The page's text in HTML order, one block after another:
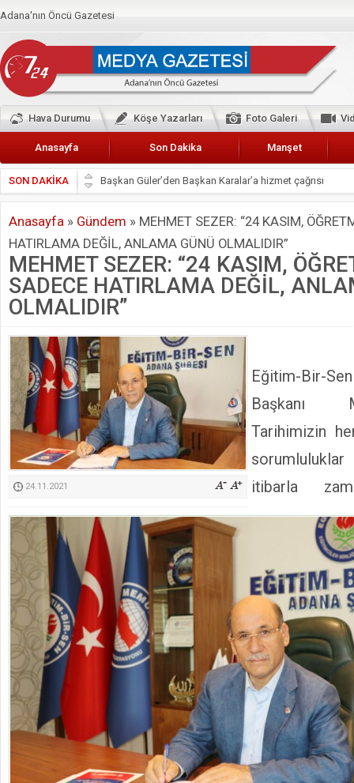
Adana'nın Öncü Gazetesi
Hava Durumu Köşe Yazarları Foto Galeri
Anasayfa Son Dakika Manşet
SON DAKİKA
Başkan Güler’den Başkan Karalar’a hizmet çağrısı
Lokantacılar ve Kebapçılar Esnaf Odası Başkanı Şefik
Hak-İş Abdurrahman Yücel
HDP İL BİNASININ ÖNÜNDE ANNELER TARİH
CEYHAN TİCARET ODASI
Hainler emellerine asla erişemeyecekler
İyi Parti Yüreğir İlçe Başkanı Enis Akyürek
Kimyasallardan Koruma Derneği Başkanı Cennet Çelik
Anasayfa » Gündem » MEHMET SEZER: “24 KASIM,
HATIRLAMA DEĞİL, ANLAMA GÜNÜ OLMALIDIR”
MEHMET SEZER: “24 KASIM,
SADECE HATIRLAMA DEĞİL,
OLMALIDIR”
24.11.2021
Eğitim-Bir-
Başkanı
Tarihimizin
itibarla